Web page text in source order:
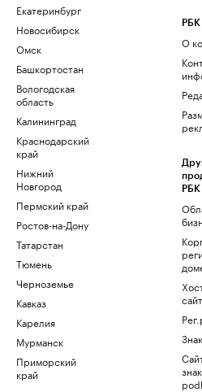
Екатеринбург
Новосибирск
Омск
Башкортостан
Вологодская
область
Калининград
Краснодарский
край
Нижний
Новгород
Пермский край
Ростов-на-Дону
Татарстан
Тюмень
Черноземье
Кавказ
Карелия
Мурманск
Приморский
край
РБК
О
РБК